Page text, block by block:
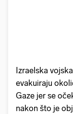
Izraelska
evakuiraju
Gaze jer se
nakon što je